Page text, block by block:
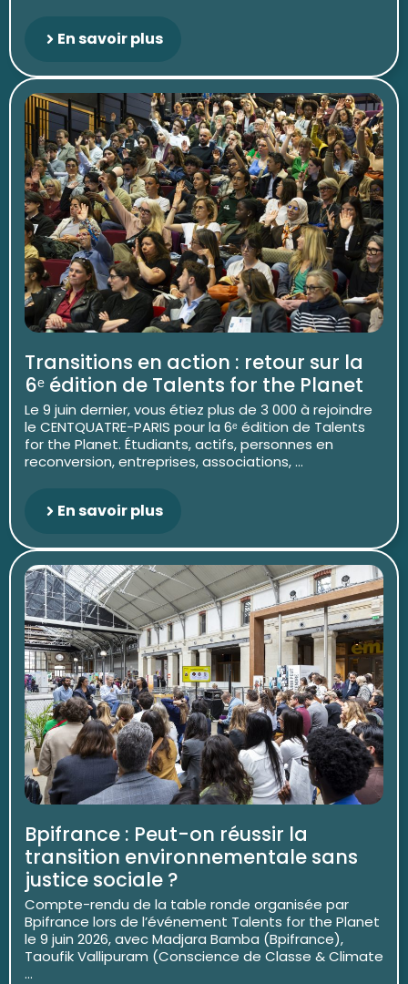
En savoir plus
Transitions en action : retour sur la
6ᵉ édition de Talents for the Planet
Le 9 juin dernier, vous étiez plus de 3 000 à rejoindre
le CENTQUATRE-PARIS pour la 6ᵉ édition de Talents
for the Planet. Étudiants, actifs, personnes en
reconversion, entreprises, associations, ...
En savoir plus
Bpifrance : Peut-on réussir la
transition environnementale sans
justice sociale ?
Compte-rendu de la table ronde organisée par
Bpifrance lors de l’événement Talents for the Planet
le 9 juin 2026, avec Madjara Bamba (Bpifrance),
Taoufik Vallipuram (Conscience de Classe & Climate
...